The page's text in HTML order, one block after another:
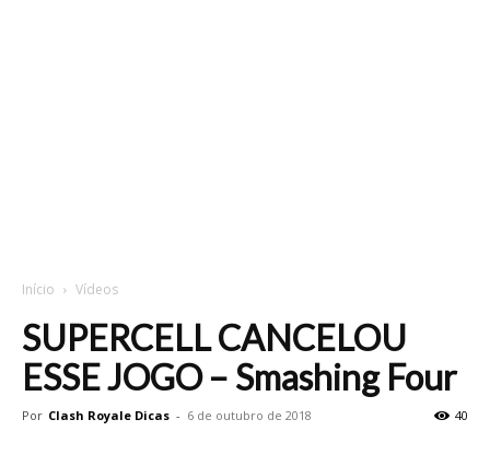
Início Vídeos
SUPERCELL CANCELOU
ESSE JOGO – Smashing Four
Por Clash Royale Dicas - 6 de outubro de 2018 40